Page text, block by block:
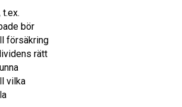
bör
försäkring
rätt
vilka